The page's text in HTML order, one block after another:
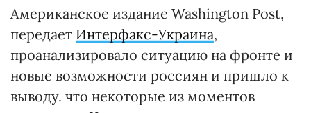
Американское издание Washington Post,
передает Интерфакс-Украина,
проанализировало ситуацию на фронте и
новые возможности россиян и пришло к
выводу. что некоторые из моментов